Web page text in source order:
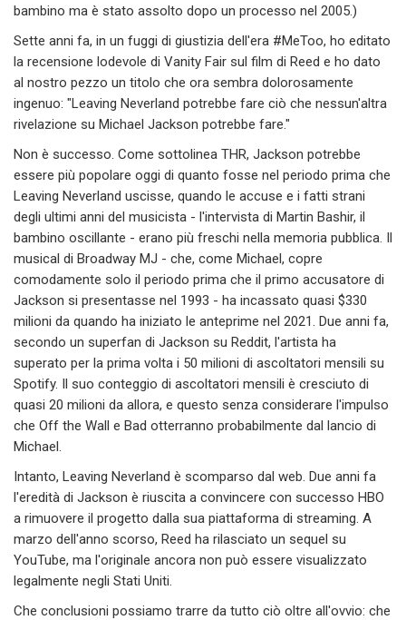
bambino ma è stato assolto dopo un processo nel 2005.)
Sette anni fa, in un fuggi di giustizia dell'era #MeToo, ho editato
la recensione lodevole di Vanity Fair sul film di Reed e ho dato
al nostro pezzo un titolo che ora sembra dolorosamente
ingenuo: "Leaving Neverland potrebbe fare ciò che nessun'altra
rivelazione su Michael Jackson potrebbe fare."
Non è successo. Come sottolinea THR, Jackson potrebbe
essere più popolare oggi di quanto fosse nel periodo prima che
Leaving Neverland uscisse, quando le accuse e i fatti strani
degli ultimi anni del musicista - l'intervista di Martin Bashir, il
bambino oscillante - erano più freschi nella memoria pubblica. Il
musical di Broadway MJ - che, come Michael, copre
comodamente solo il periodo prima che il primo accusatore di
Jackson si presentasse nel 1993 - ha incassato quasi $330
milioni da quando ha iniziato le anteprime nel 2021. Due anni fa,
secondo un superfan di Jackson su Reddit, l'artista ha
superato per la prima volta i 50 milioni di ascoltatori mensili su
Spotify. Il suo conteggio di ascoltatori mensili è cresciuto di
quasi 20 milioni da allora, e questo senza considerare l'impulso
che Off the Wall e Bad otterranno probabilmente dal lancio di
Michael.
Intanto, Leaving Neverland è scomparso dal web. Due anni fa
l'eredità di Jackson è riuscita a convincere con successo HBO
a rimuovere il progetto dalla sua piattaforma di streaming. A
marzo dell'anno scorso, Reed ha rilasciato un sequel su
YouTube, ma l'originale ancora non può essere visualizzato
legalmente negli Stati Uniti.
Che conclusioni possiamo trarre da tutto ciò oltre all'ovvio: che